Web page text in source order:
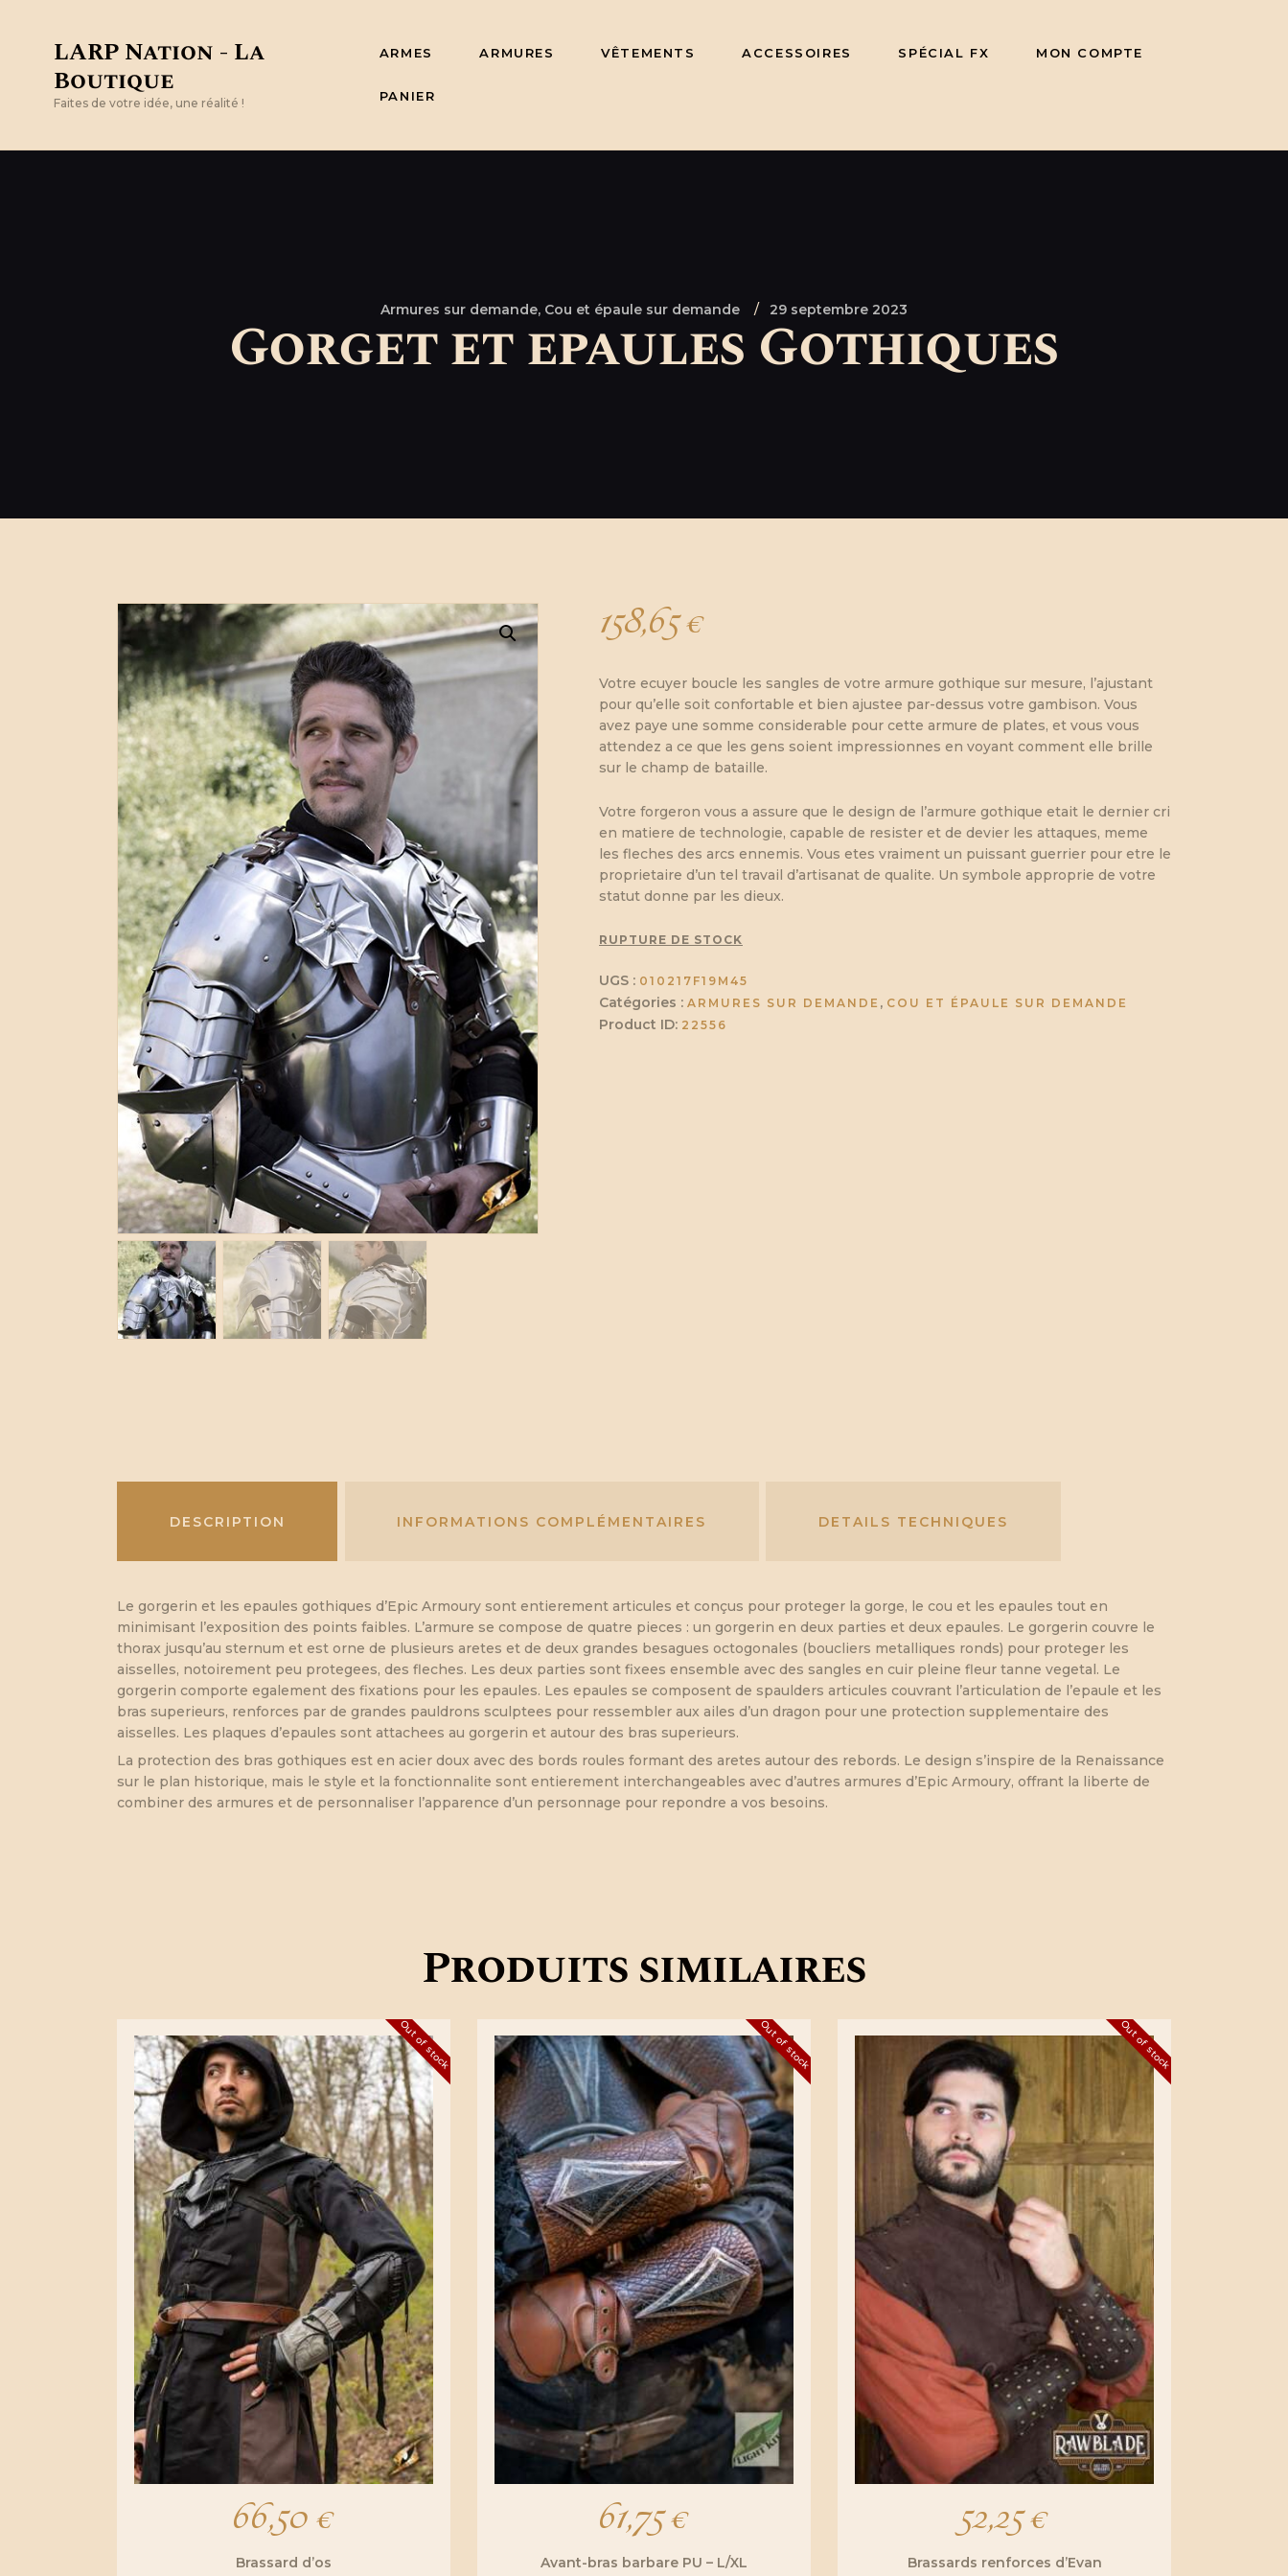
LARP Nation - La
Boutique
Faites de votre idée, une réalité !
ARMES ARMURES VÊTEMENTS ACCESSOIRES SPÉCIAL FX MON COMPTE
PANIER
Armures sur demande, Cou et épaule sur demande 29 septembre 2023
Gorget et epaules Gothiques
158,65€
Votre ecuyer boucle les sangles de votre armure gothique sur mesure, l’ajustant
pour qu’elle soit confortable et bien ajustee par-dessus votre gambison. Vous
avez paye une somme considerable pour cette armure de plates, et vous vous
attendez a ce que les gens soient impressionnes en voyant comment elle brille
sur le champ de bataille.
Votre forgeron vous a assure que le design de l’armure gothique etait le dernier cri
en matiere de technologie, capable de resister et de devier les attaques, meme
les fleches des arcs ennemis. Vous etes vraiment un puissant guerrier pour etre le
proprietaire d’un tel travail d’artisanat de qualite. Un symbole approprie de votre
statut donne par les dieux.
RUPTURE DE STOCK
UGS : 010217F19M45
Catégories : ARMURES SUR DEMANDE , COU ET ÉPAULE SUR DEMANDE
Product ID: 22556
DESCRIPTION INFORMATIONS COMPLÉMENTAIRES DETAILS TECHNIQUES
Le gorgerin et les epaules gothiques d’Epic Armoury sont entierement articules et conçus pour proteger la gorge, le cou et les epaules tout en
minimisant l’exposition des points faibles. L’armure se compose de quatre pieces : un gorgerin en deux parties et deux epaules. Le gorgerin couvre le
thorax jusqu’au sternum et est orne de plusieurs aretes et de deux grandes besagues octogonales (boucliers metalliques ronds) pour proteger les
aisselles, notoirement peu protegees, des fleches. Les deux parties sont fixees ensemble avec des sangles en cuir pleine fleur tanne vegetal. Le
gorgerin comporte egalement des fixations pour les epaules. Les epaules se composent de spaulders articules couvrant l’articulation de l’epaule et les
bras superieurs, renforces par de grandes pauldrons sculptees pour ressembler aux ailes d’un dragon pour une protection supplementaire des
aisselles. Les plaques d’epaules sont attachees au gorgerin et autour des bras superieurs.
La protection des bras gothiques est en acier doux avec des bords roules formant des aretes autour des rebords. Le design s’inspire de la Renaissance
sur le plan historique, mais le style et la fonctionnalite sont entierement interchangeables avec d’autres armures d’Epic Armoury, offrant la liberte de
combiner des armures et de personnaliser l’apparence d’un personnage pour repondre a vos besoins.
Produits similaires
Out of stock
66,50€
Brassard d’os
Out of stock
61,75€
Avant-bras barbare PU – L/XL
Out of stock
52,25€
Brassards renforces d’Evan